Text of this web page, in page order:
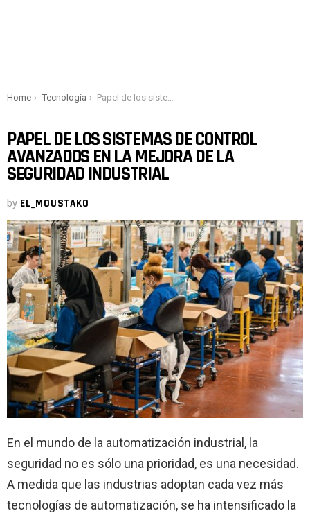
You are here:
Home Tecnología Papel de los sistemas de control avanzados en la mejora de la seguridad industrial
PAPEL DE LOS SISTEMAS DE CONTROL
AVANZADOS EN LA MEJORA DE LA
SEGURIDAD INDUSTRIAL
by EL_MOUSTAKO
En el mundo de la automatización industrial, la
seguridad no es sólo una prioridad, es una necesidad.
A medida que las industrias adoptan cada vez más
tecnologías de automatización, se ha intensificado la